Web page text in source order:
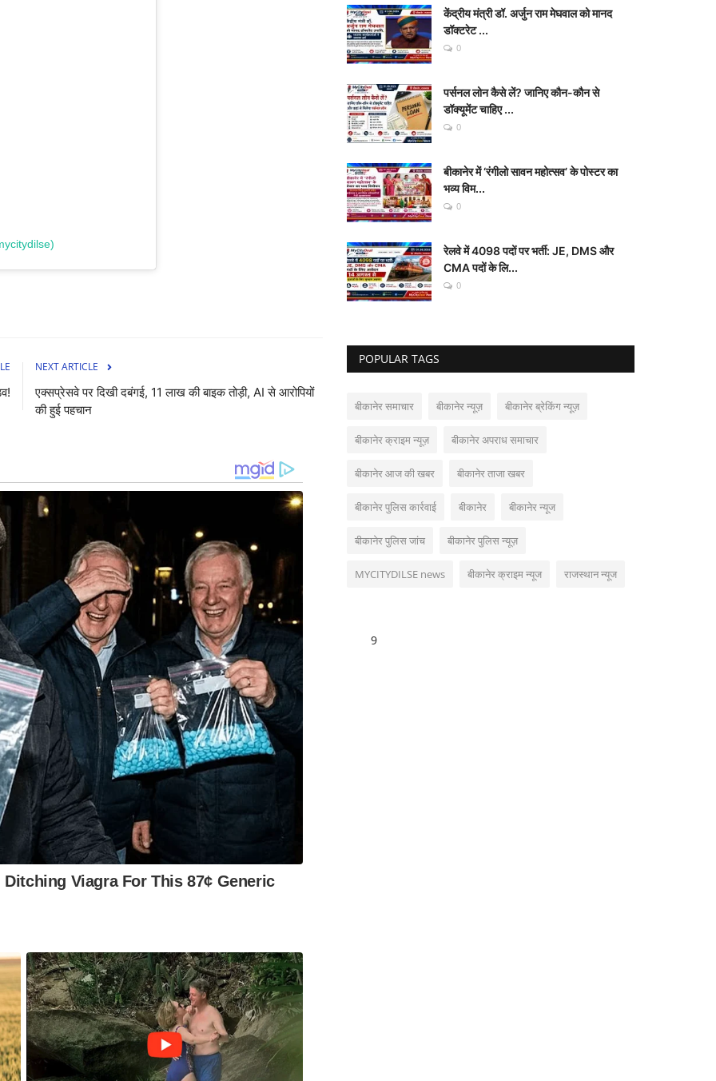
NEXT ARTICLE
एक्सप्रेसवे पर दिखी दबंगई, 11 लाख की बाइक तोड़ी, AI से आरोपियों
की हुई पहचान
केंद्रीय मंत्री डॉ. अर्जुन राम मेघवाल को मानद
डॉक्टरेट ...
0
पर्सनल लोन कैसे लें? जानिए कौन-कौन से
डॉक्यूमेंट चाहिए ...
0
बीकानेर में ‘रंगीलो सावन महोत्सव’ के पोस्टर का
भव्य विम...
0
रेलवे में 4098 पदों पर भर्ती: JE, DMS और
CMA पदों के लि...
0
POPULAR TAGS
बीकानेर समाचार बीकानेर न्यूज़ बीकानेर ब्रेकिंग न्यूज़
बीकानेर क्राइम न्यूज़ बीकानेर अपराध समाचार
बीकानेर आज की खबर बीकानेर ताजा खबर
बीकानेर पुलिस कार्रवाई बीकानेर बीकानेर न्यूज
बीकानेर पुलिस जांच बीकानेर पुलिस न्यूज़
MYCITYDILSE news बीकानेर क्राइम न्यूज राजस्थान न्यूज
9